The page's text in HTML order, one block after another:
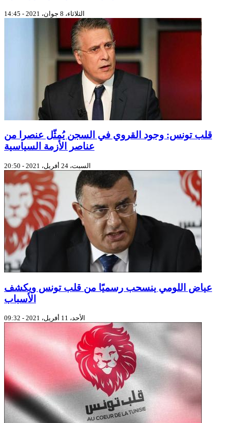
الثلاثاء، 8 جوان، 2021 - 14:45
قلب تونس: وجود القروي في السجن يُمثّل عنصرا من
عناصر الأزمة السياسية
السبت، 24 أفريل، 2021 - 20:50
عياض اللومي ينسحب رسميًا من قلب تونس ويكشف
الأسباب
الأحد، 11 أفريل، 2021 - 09:32